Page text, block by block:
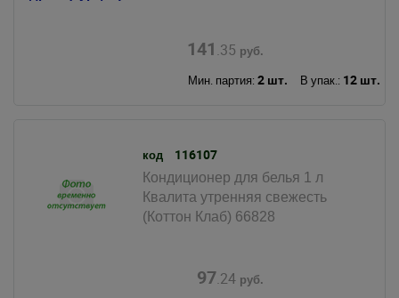
141.35 руб.
Мин. партия: 2 шт. В упак.: 12 шт.
код 116107
Кондиционер для белья 1 л
Квалита утренняя свежесть
(Коттон Клаб) 66828
97.24руб.